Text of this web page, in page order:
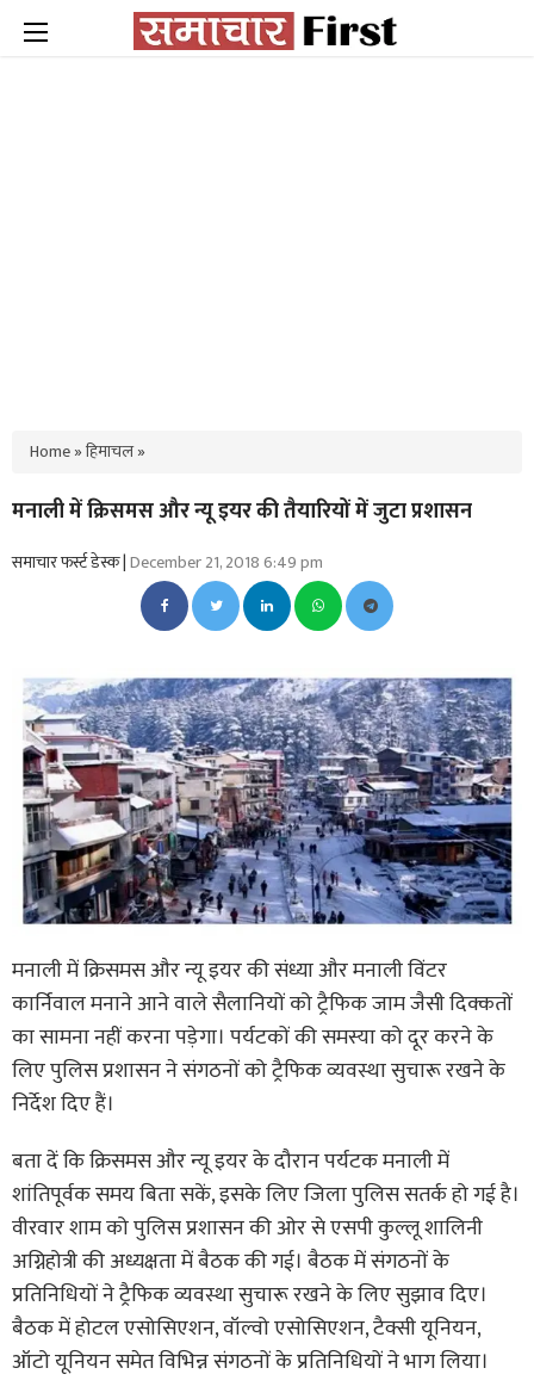
Home»हिमाचल»
मनाली में क्रिसमस और न्यू इयर की तैयारियों में जुटा प्रशासन
समाचार फर्स्ट डेस्क |December 21, 2018 6:49 pm
मनाली में क्रिसमस और न्यू इयर की संध्या और मनाली विंटर
कार्निवाल मनाने आने वाले सैलानियों को ट्रैफिक जाम जैसी दिक्कतों
का सामना नहीं करना पड़ेगा। पर्यटकों की समस्या को दूर करने के
लिए पुलिस प्रशासन ने संगठनों को ट्रैफिक व्यवस्था सुचारू रखने के
निर्देश दिए हैं।
बता दें कि क्रिसमस और न्यू इयर के दौरान पर्यटक मनाली में
शांतिपूर्वक समय बिता सकें, इसके लिए जिला पुलिस सतर्क हो गई है।
वीरवार शाम को पुलिस प्रशासन की ओर से एसपी कुल्लू शालिनी
अग्निहोत्री की अध्यक्षता में बैठक की गई। बैठक में संगठनों के
प्रतिनिधियों ने ट्रैफिक व्यवस्था सुचारू रखने के लिए सुझाव दिए।
बैठक में होटल एसोसिएशन, वॉल्वो एसोसिएशन, टैक्सी यूनियन,
ऑटो यूनियन समेत विभिन्न संगठनों के प्रतिनिधियों ने भाग लिया।